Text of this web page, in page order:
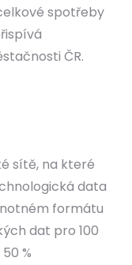
spotřeby
ČR.
sítě, na které
data
formátu
dat pro 100
%